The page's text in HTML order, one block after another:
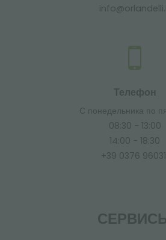
Телефон
С понедельника по
08:30 - 13:00
14:00 - 18:30
+39 0376